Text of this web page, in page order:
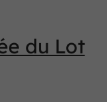
du Lot